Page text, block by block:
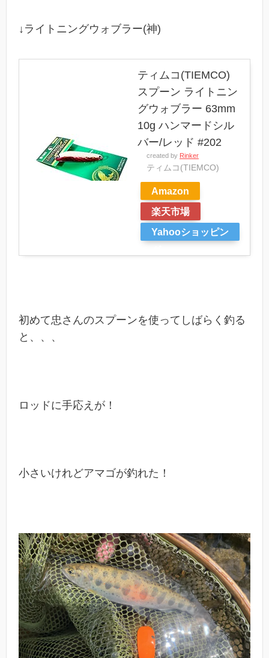
↓ライトニングウォブラー(神)
ティムコ(TIEMCO)
スプーン ライトニン
グウォブラー 63mm
10g ハンマードシル
バー/レッド #202
created by Rinker
ティムコ(TIEMCO)
Amazon
楽天市場
Yahooショッピン
初めて忠さんのスプーンを使ってしばらく釣る
と、、、
ロッドに手応えが！
小さいけれどアマゴが釣れた！